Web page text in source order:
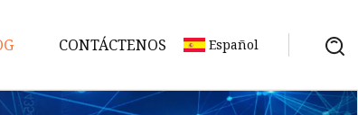
CONTÁCTENOS Español